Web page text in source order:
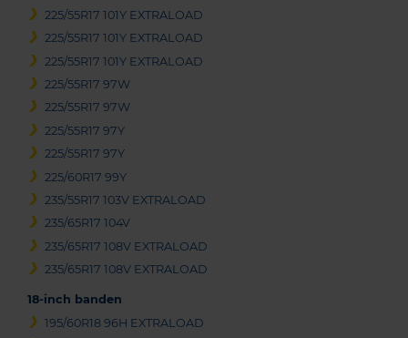
225/55R17 101Y EXTRALOAD
225/55R17 101Y EXTRALOAD
225/55R17 101Y EXTRALOAD
225/55R17 97W
225/55R17 97W
225/55R17 97Y
225/55R17 97Y
225/60R17 99Y
235/55R17 103V EXTRALOAD
235/65R17 104V
235/65R17 108V EXTRALOAD
235/65R17 108V EXTRALOAD
18-inch banden
195/60R18 96H EXTRALOAD